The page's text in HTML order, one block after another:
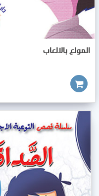
المولع بالالعاب